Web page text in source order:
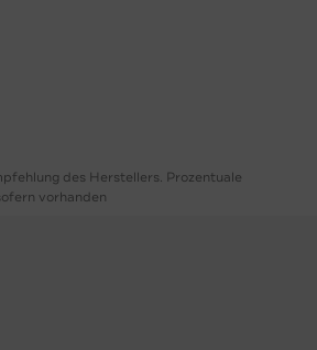
des Herstellers. Prozentuale
vorhanden